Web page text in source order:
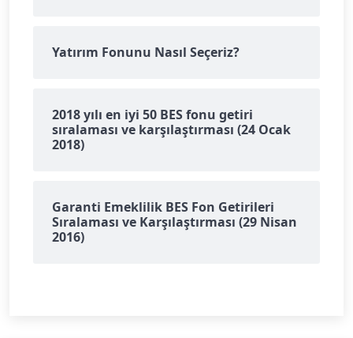
Yatırım Fonunu Nasıl Seçeriz?
2018 yılı en iyi 50 BES fonu getiri
sıralaması ve karşılaştırması (24 Ocak
2018)
Garanti Emeklilik BES Fon Getirileri
Sıralaması ve Karşılaştırması (29 Nisan
2016)